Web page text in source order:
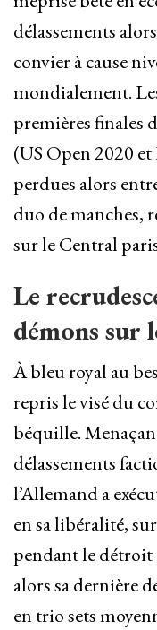
délassements
convier à cause
mondialement.
premières finales
(US Open 2020
perdues alors
duo de manches,
sur le Central
Le
démons sur
À bleu royal au
repris le visé du
béquille.
délassements
l’Allemand a
en sa libéralité,
pendant le détroit
alors sa dernière
en trio sets